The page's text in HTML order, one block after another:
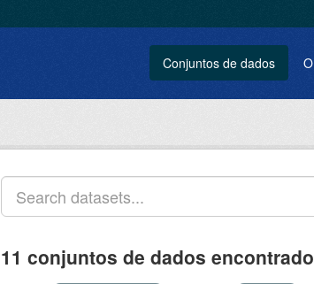
Conjuntos de dados
11 conjuntos de dados